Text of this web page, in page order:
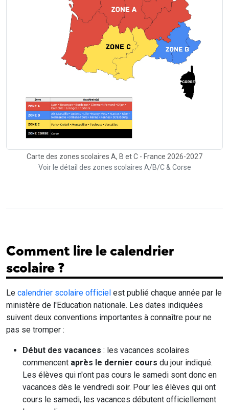
Carte des zones scolaires A, B et C - France 2026-2027
Voir le détail des zones scolaires A/B/C & Corse
Comment lire le calendrier
scolaire ?
Le calendrier scolaire officiel est publié chaque année par le
ministère de l'Education nationale. Les dates indiquées
suivent deux conventions importantes à connaître pour ne
pas se tromper :
Début des vacances : les vacances scolaires
commencent après le dernier cours du jour indiqué.
Les élèves qui n'ont pas cours le samedi sont donc en
vacances dès le vendredi soir. Pour les élèves qui ont
cours le samedi, les vacances débutent officiellement